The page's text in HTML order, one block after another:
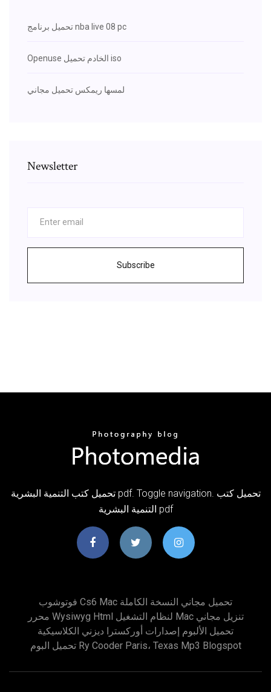
تحميل برنامج nba live 08 pc
Openuse الخادم تحميل iso
لمسها ريمكس تحميل مجاني
Newsletter
Subscribe
تحميل كتب التنمية البشرية pdf. Toggle navigation. تحميل كتب
التنمية البشرية pdf
فوتوشوب Cs6 Mac تحميل مجاني النسخة الكاملة
محرر Wysiwyg Html لنظام التشغيل Mac تنزيل مجاني
تحميل الألبوم إصدارات أوركسترا ديزني الكلاسيكية
تحميل البوم Ry Cooder Paris، Texas Mp3 Blogspot